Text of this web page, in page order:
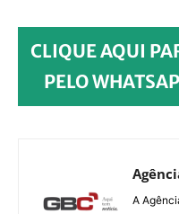
CLIQUE AQUI
PELO
A